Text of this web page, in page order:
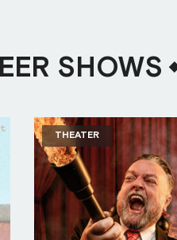
SHOWS
THEATER